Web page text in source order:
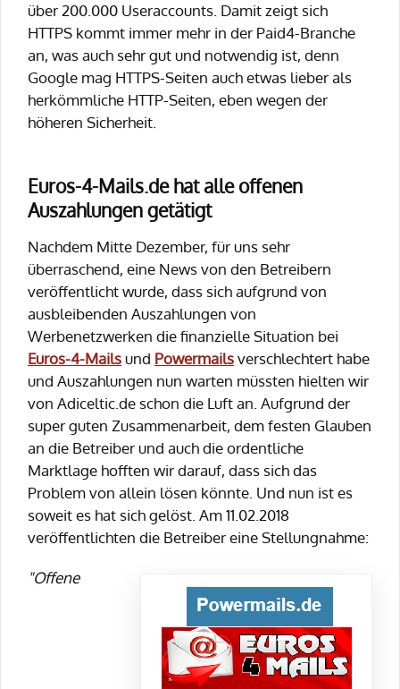
über 200.000 Useraccounts. Damit zeigt sich
HTTPS kommt immer mehr in der Paid4-Branche
an, was auch sehr gut und notwendig ist, denn
Google mag HTTPS-Seiten auch etwas lieber als
herkömmliche HTTP-Seiten, eben wegen der
höheren Sicherheit.
Euros-4-Mails.de hat alle offenen
Auszahlungen getätigt
Nachdem Mitte Dezember, für uns sehr
überraschend, eine News von den Betreibern
veröffentlicht wurde, dass sich aufgrund von
ausbleibenden Auszahlungen von
Werbenetzwerken die finanzielle Situation bei
Euros-4-Mailsund Powermailsverschlechtert habe
und Auszahlungen nun warten müssten hielten wir
von Adiceltic.de schon die Luft an. Aufgrund der
super guten Zusammenarbeit, dem festen Glauben
an die Betreiber und auch die ordentliche
Marktlage hofften wir darauf, dass sich das
Problem von allein lösen könnte. Und nun ist es
soweit es hat sich gelöst. Am 11.02.2018
veröffentlichten die Betreiber eine Stellungnahme:
"Offene